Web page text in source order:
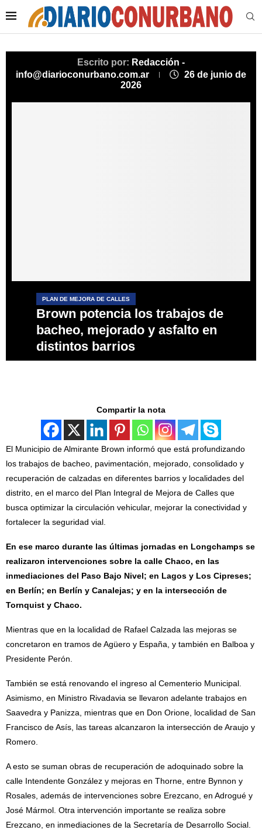
Escrito por: Redacción -
info@diarioconurbano.com.ar
26 de junio de
2026
PLAN DE MEJORA DE CALLES
Brown potencia los trabajos de
bacheo, mejorado y asfalto en
distintos barrios
Compartir la nota
El Municipio de Almirante Brown informó que está profundizando
los trabajos de bacheo, pavimentación, mejorado, consolidado y
recuperación de calzadas en diferentes barrios y localidades del
distrito, en el marco del Plan Integral de Mejora de Calles que
busca optimizar la circulación vehicular, mejorar la conectividad y
fortalecer la seguridad vial.
En ese marco durante las últimas jornadas en Longchamps se
realizaron intervenciones sobre la calle Chaco, en las
inmediaciones del Paso Bajo Nivel; en Lagos y Los Cipreses;
en Berlín; en Berlín y Canalejas; y en la intersección de
Tornquist y Chaco.
Mientras que en la localidad de Rafael Calzada las mejoras se
concretaron en tramos de Agüero y España, y también en Balboa y
Presidente Perón.
También se está renovando el ingreso al Cementerio Municipal.
Asimismo, en Ministro Rivadavia se llevaron adelante trabajos en
Saavedra y Panizza, mientras que en Don Orione, localidad de San
Francisco de Asís, las tareas alcanzaron la intersección de Araujo y
Romero.
A esto se suman obras de recuperación de adoquinado sobre la
calle Intendente González y mejoras en Thorne, entre Bynnon y
Rosales, además de intervenciones sobre Erezcano, en Adrogué y
José Mármol. Otra intervención importante se realiza sobre
Erezcano, en inmediaciones de la Secretaría de Desarrollo Social.